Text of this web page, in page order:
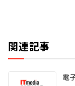
関連記事
電